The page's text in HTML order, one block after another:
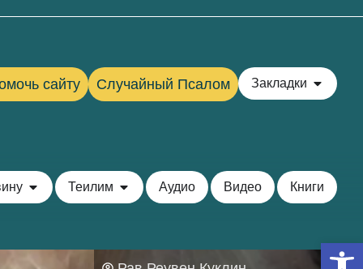
сайту Случайный Псалом Закладки
Теилим Аудио Видео Книги